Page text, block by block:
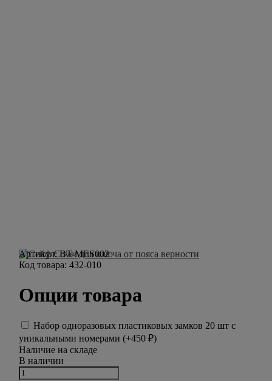
Артикул:BT-MES002
Код товара: 432-010
Опции товара
Набор одноразовых пластиковых замков 20 шт с
уникальными номерами (+450 ₽)
Наличие на складе
В наличии